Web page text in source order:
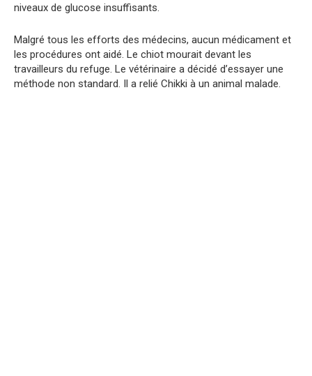
niveaux de glucose insuffisants.
Malgré tous les efforts des médecins, aucun médicament et
les procédures ont aidé. Le chiot mourait devant les
travailleurs du refuge. Le vétérinaire a décidé d’essayer une
méthode non standard. Il a relié Chikki à un animal malade.